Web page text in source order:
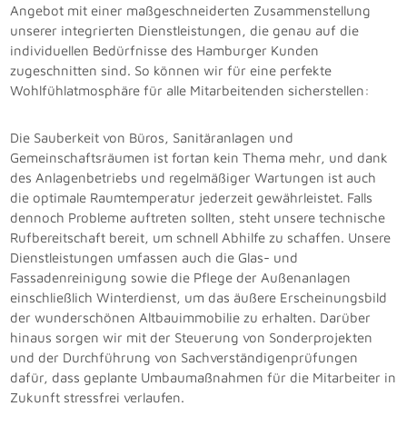
Angebot mit einer maßgeschneiderten Zusammenstellung
unserer integrierten Dienstleistungen, die genau auf die
individuellen Bedürfnisse des Hamburger Kunden
zugeschnitten sind. So können wir für eine perfekte
Wohlfühlatmosphäre für alle Mitarbeitenden sicherstellen:
Die Sauberkeit von Büros, Sanitäranlagen und
Gemeinschaftsräumen ist fortan kein Thema mehr, und dank
des Anlagenbetriebs und regelmäßiger Wartungen ist auch
die optimale Raumtemperatur jederzeit gewährleistet. Falls
dennoch Probleme auftreten sollten, steht unsere technische
Rufbereitschaft bereit, um schnell Abhilfe zu schaffen. Unsere
Dienstleistungen umfassen auch die Glas- und
Fassadenreinigung sowie die Pflegeder Außenanlagen
einschließlich Winterdienst, um das äußere Erscheinungsbild
der wunderschönen Altbauimmobilie zu erhalten. Darüber
hinaus sorgen wir mit der Steuerung von Sonderprojekten
und der Durchführung von Sachverständigenprüfungen
dafür, dass geplante Umbaumaßnahmen für die Mitarbeiter in
Zukunft stressfrei verlaufen.